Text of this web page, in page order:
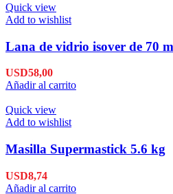
Quick view
Add to wishlist
Lana de vidrio isover de 70
USD58,00
Añadir al carrito
Quick view
Add to wishlist
Masilla Supermastick 5.6 kg
USD8,74
Añadir al carrito